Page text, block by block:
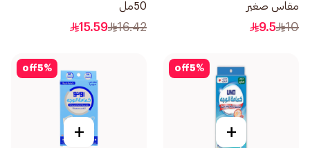
مقاس صغير
10
9.5
50مل
16.42
15.59
5%
off
+
5%
off
+